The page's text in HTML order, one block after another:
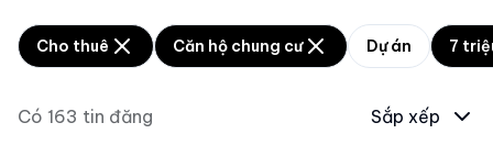
Cho thuê Căn hộ chung cư Dự án 7
Có 163 tin đăng Sắp xếp